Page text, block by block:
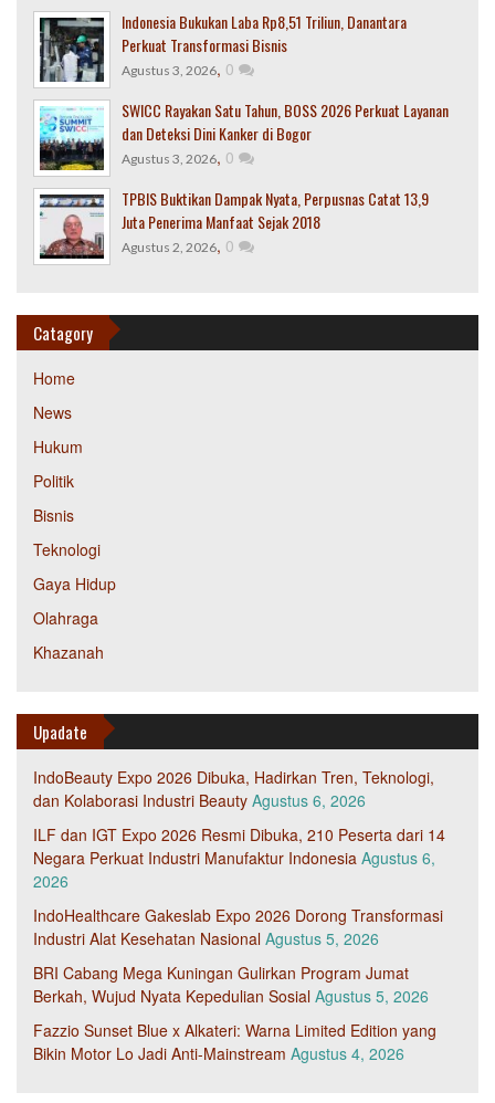
Indonesia Bukukan Laba Rp8,51 Triliun, Danantara
Perkuat Transformasi Bisnis
Agustus 3, 2026, 0
SWICC Rayakan Satu Tahun, BOSS 2026 Perkuat Layanan
dan Deteksi Dini Kanker di Bogor
Agustus 3, 2026, 0
TPBIS Buktikan Dampak Nyata, Perpusnas Catat 13,9
Juta Penerima Manfaat Sejak 2018
Agustus 2, 2026, 0
Catagory
Home
News
Hukum
Politik
Bisnis
Teknologi
Gaya Hidup
Olahraga
Khazanah
Upadate
IndoBeauty Expo 2026 Dibuka, Hadirkan Tren, Teknologi,
dan Kolaborasi Industri Beauty Agustus 6, 2026
ILF dan IGT Expo 2026 Resmi Dibuka, 210 Peserta dari 14
Negara Perkuat Industri Manufaktur Indonesia Agustus 6,
2026
IndoHealthcare Gakeslab Expo 2026 Dorong Transformasi
Industri Alat Kesehatan Nasional Agustus 5, 2026
BRI Cabang Mega Kuningan Gulirkan Program Jumat
Berkah, Wujud Nyata Kepedulian Sosial Agustus 5, 2026
Fazzio Sunset Blue x Alkateri: Warna Limited Edition yang
Bikin Motor Lo Jadi Anti-Mainstream Agustus 4, 2026